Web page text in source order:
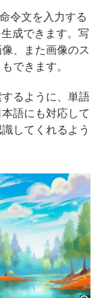
令文を入力する
成できます。写
、また画像のス
できます。
るように、単語
語にも対応して
してくれるよう